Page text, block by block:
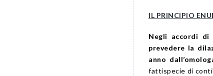
IL PRINCIPIO
Negli accordi
prevedere la
anno
fattispecie di